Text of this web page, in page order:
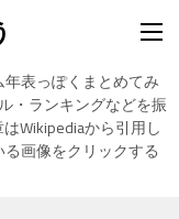
表っぽくまとめてみ
・ランキングなどを振
Wikipediaから引用し
画像をクリックする